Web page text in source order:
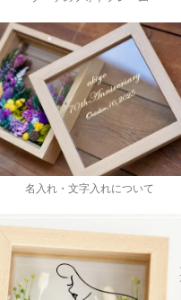
名入れ・文字入れについて